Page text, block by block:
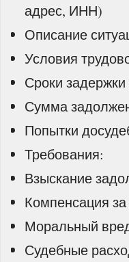
адрес, ИНН)
Описание
Условия
Сроки
Сумма
Попытки
Требования:
Взыскание
Компенсация
Моральный
Судебные